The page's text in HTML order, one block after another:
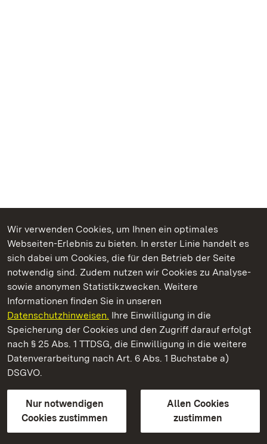
Wir verwenden Cookies, um Ihnen ein optimales
Webseiten-Erlebnis zu bieten. In erster Linie handelt es
sich dabei um Cookies, die für den Betrieb der Seite
notwendig sind. Zudem nutzen wir Cookies zu Analyse-
sowie anonymen Statistikzwecken. Weitere
Informationen finden Sie in unseren
Datenschutzhinweisen. Ihre Einwilligung in die
Speicherung der Cookies und den Zugriff darauf erfolgt
nach § 25 Abs. 1 TTDSG, die Einwilligung in die weitere
Datenverarbeitung nach Art. 6 Abs. 1 Buchstabe a)
DSGVO.
Nur notwendigen
Cookies zustimmen
Allen Cookies
zustimmen
Kommen. Staunen. Genießen.
Burg Alt-Eberstein
Staatliche Schlösser und Gärten Baden-Württemberg
Kontakt
GebärdenspracheLeichte Sprache
Erklärung zur Barrierefreiheit
BITV-konform (geprüfte Seiten)